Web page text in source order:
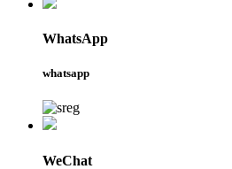
WhatsApp
whatsapp
WeChat